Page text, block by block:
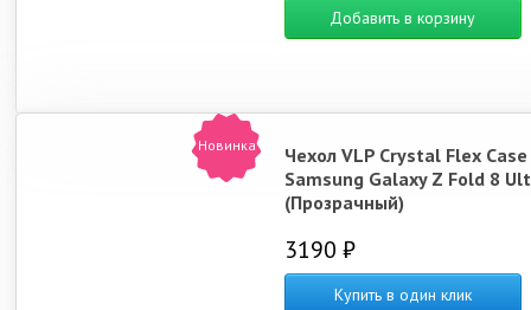
Добавить в корзину
Новинка
Чехол VLP Crystal Flex
Samsung Galaxy Z Fold 8
(Прозрачный)
3190 ₽
Купить в один клик